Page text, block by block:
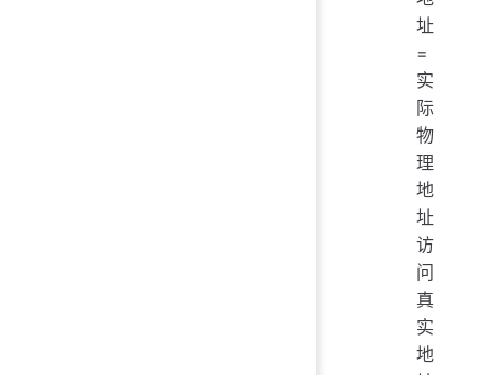
址
=
实
际
物
理
地
址
访
问
真
实
地